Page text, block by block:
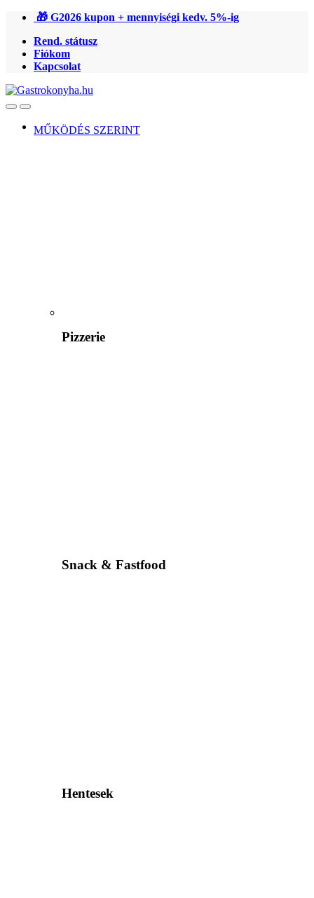
Ugrás
navigációhoz
Ugrás
tartalomra
🎁 G2026 kupon + mennyiségi kedv. 5%-ig
Rend. státusz
Fiókom
Kapcsolat
OpenClose
MŰKÖDÉS SZERINT
Pizzerie
Snack & Fastfood
Hentesek